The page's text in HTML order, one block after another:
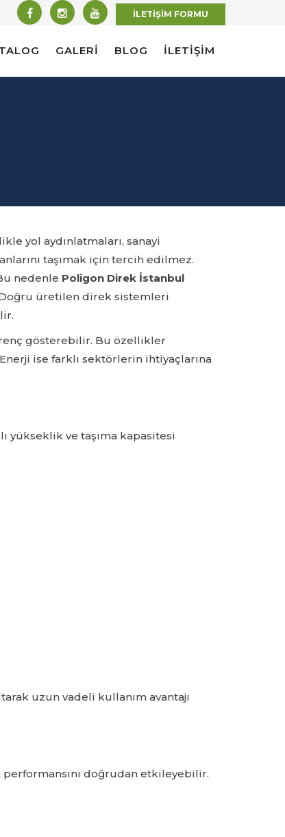
İLETİŞİM FORMU
GALERİ BLOG İLETİŞİM
yol aydınlatmaları, sanayi
taşımak için tercih edilmez.
nedenle Poligon Direk İstanbul
üretilen direk sistemleri
gösterebilir. Bu özellikler
ise farklı sektörlerin ihtiyaçlarına
yükseklik ve taşıma kapasitesi
uzun vadeli kullanım avantajı
doğrudan etkileyebilir.